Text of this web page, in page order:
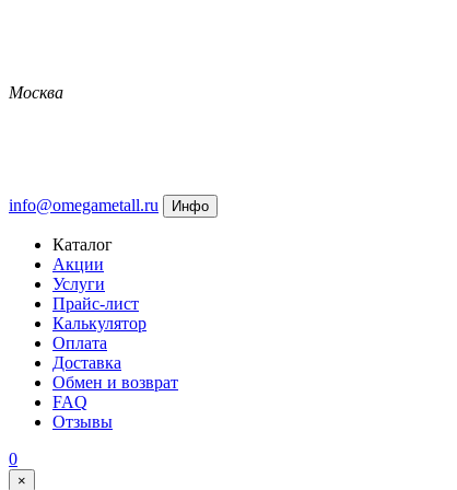
Москва
info@omegametall.ru Инфо
Каталог
Акции
Услуги
Прайс-лист
Калькулятор
Оплата
Доставка
Обмен и возврат
FAQ
Отзывы
0
×